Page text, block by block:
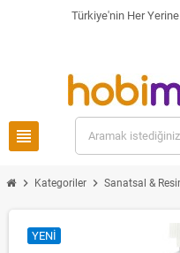
Türkiye'nin Her
view_headline
chevron_right Kategoriler chevron_right Sanatsal &
YENI